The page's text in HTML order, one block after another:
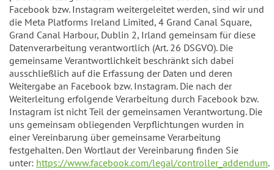
Facebook bzw. Instagram weitergeleitet werden, sind wir und
die Meta Platforms Ireland Limited, 4 Grand Canal Square,
Grand Canal Harbour, Dublin 2, Irland gemeinsam für diese
Datenverarbeitung verantwortlich (Art. 26 DSGVO). Die
gemeinsame Verantwortlichkeit beschränkt sich dabei
ausschließlich auf die Erfassung der Daten und deren
Weitergabe an Facebook bzw. Instagram. Die nach der
Weiterleitung erfolgende Verarbeitung durch Facebook bzw.
Instagram ist nicht Teil der gemeinsamen Verantwortung. Die
uns gemeinsam obliegenden Verpflichtungen wurden in
einer Vereinbarung über gemeinsame Verarbeitung
festgehalten. Den Wortlaut der Vereinbarung finden Sie
unter: https://www.facebook.com/legal/controller_addendum.